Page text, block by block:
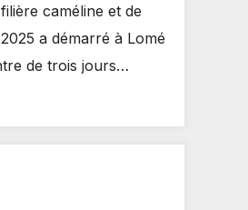
caméline et de
a démarré à Lomé
de trois jours…